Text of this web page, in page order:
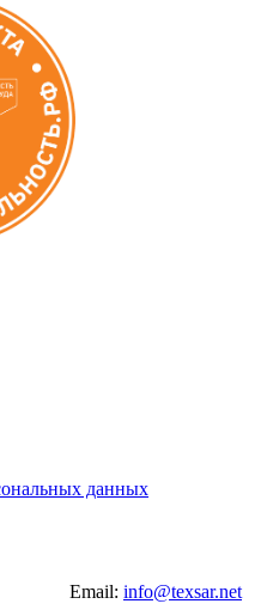
данных
Email: info@texsar.net